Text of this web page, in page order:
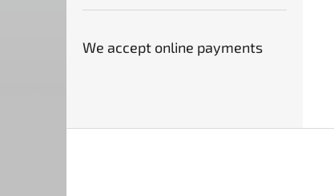
We accept online payments